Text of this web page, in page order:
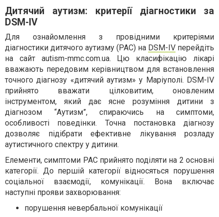
Дитячий аутизм: критерії діагностики за
DSM-IV
Для ознайомлення з провідними критеріями
діагностики дитячого аутизму (РАС) на DSM-IV перейдіть
на сайт autism-mmc.com.ua. Цю класифікацію лікарі
вважають передовим керівництвом для встановлення
точного діагнозу «дитячий аутизм» у Маріуполі. DSM-IV
прийнято вважати цілковитим, оновленим
інструментом, який дає ясне розуміння дитини з
діагнозом “Аутизм”, спираючись на симптоми,
особливості поведінки. Точна постановка діагнозу
дозволяє підібрати ефективне лікування розладу
аутистичного спектру у дитини.
Елементи, симптоми РАС прийнято поділяти на 2 основні
категорії. До першій категорії відносяться порушення
соціальної взаємодії, комунікації. Вона включає
наступні прояви захворювання:
порушення невербальної комунікації